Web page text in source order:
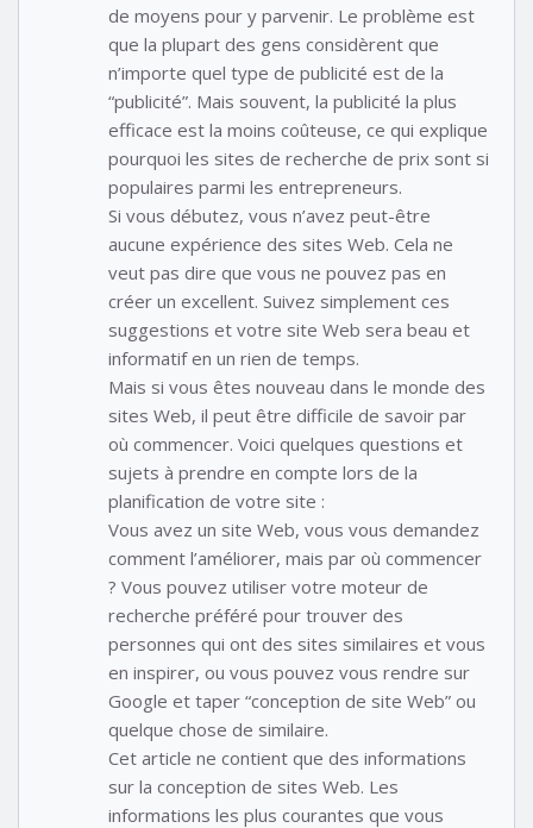
de moyens pour y parvenir. Le problème est
que la plupart des gens considèrent que
n’importe quel type de publicité est de la
“publicité”. Mais souvent, la publicité la plus
efficace est la moins coûteuse, ce qui explique
pourquoi les sites de recherche de prix sont si
populaires parmi les entrepreneurs.
Si vous débutez, vous n’avez peut-être
aucune expérience des sites Web. Cela ne
veut pas dire que vous ne pouvez pas en
créer un excellent. Suivez simplement ces
suggestions et votre site Web sera beau et
informatif en un rien de temps.
Mais si vous êtes nouveau dans le monde des
sites Web, il peut être difficile de savoir par
où commencer. Voici quelques questions et
sujets à prendre en compte lors de la
planification de votre site :
Vous avez un site Web, vous vous demandez
comment l’améliorer, mais par où commencer
? Vous pouvez utiliser votre moteur de
recherche préféré pour trouver des
personnes qui ont des sites similaires et vous
en inspirer, ou vous pouvez vous rendre sur
Google et taper “conception de site Web” ou
quelque chose de similaire.
Cet article ne contient que des informations
sur la conception de sites Web. Les
informations les plus courantes que vous